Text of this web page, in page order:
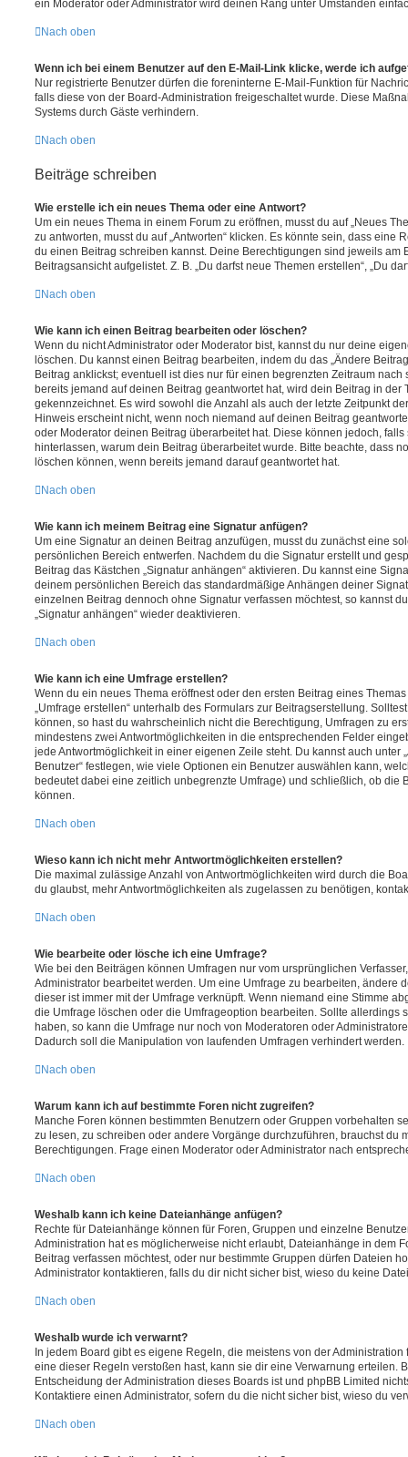
ein Moderator oder Administrator wird deinen Rang unter Umständen
Nach oben
Wenn ich bei einem Benutzer auf den E-Mail-Link klicke, werde ich
Nur registrierte Benutzer dürfen die foreninterne E-Mail-Funktion für
falls diese von der Board-Administration freigeschaltet wurde. Diese
Systems durch Gäste verhindern.
Nach oben
Beiträge schreiben
Wie erstelle ich ein neues Thema oder eine Antwort?
Um ein neues Thema in einem Forum zu eröffnen, musst du auf „Neues
zu antworten, musst du auf „Antworten“ klicken. Es könnte sein, dass eine
du einen Beitrag schreiben kannst. Deine Berechtigungen sind jeweils am
Beitragsansicht aufgelistet. Z. B. „Du darfst neue Themen erstellen“, „Du
Nach oben
Wie kann ich einen Beitrag bearbeiten oder löschen?
Wenn du nicht Administrator oder Moderator bist, kannst du nur deine
löschen. Du kannst einen Beitrag bearbeiten, indem du das „Ändere
Beitrag anklickst; eventuell ist dies nur für einen begrenzten Zeitraum
bereits jemand auf deinen Beitrag geantwortet hat, wird dein Beitrag in der
gekennzeichnet. Es wird sowohl die Anzahl als auch der letzte Zeitpunkt
Hinweis erscheint nicht, wenn noch niemand auf deinen Beitrag
oder Moderator deinen Beitrag überarbeitet hat. Diese können jedoch,
hinterlassen, warum dein Beitrag überarbeitet wurde. Bitte beachte, dass
löschen können, wenn bereits jemand darauf geantwortet hat.
Nach oben
Wie kann ich meinem Beitrag eine Signatur anfügen?
Um eine Signatur an deinen Beitrag anzufügen, musst du zunächst eine
persönlichen Bereich entwerfen. Nachdem du die Signatur erstellt und
Beitrag das Kästchen „Signatur anhängen“ aktivieren. Du kannst eine
deinem persönlichen Bereich das standardmäßige Anhängen deiner
einzelnen Beitrag dennoch ohne Signatur verfassen möchtest, so kannst
„Signatur anhängen“ wieder deaktivieren.
Nach oben
Wie kann ich eine Umfrage erstellen?
Wenn du ein neues Thema eröffnest oder den ersten Beitrag eines
„Umfrage erstellen“ unterhalb des Formulars zur Beitragserstellung.
können, so hast du wahrscheinlich nicht die Berechtigung, Umfragen zu
mindestens zwei Antwortmöglichkeiten in die entsprechenden Felder
jede Antwortmöglichkeit in einer eigenen Zeile steht. Du kannst auch unter
Benutzer“ festlegen, wie viele Optionen ein Benutzer auswählen kann,
bedeutet dabei eine zeitlich unbegrenzte Umfrage) und schließlich, ob die
können.
Nach oben
Wieso kann ich nicht mehr Antwortmöglichkeiten erstellen?
Die maximal zulässige Anzahl von Antwortmöglichkeiten wird durch die
du glaubst, mehr Antwortmöglichkeiten als zugelassen zu benötigen,
Nach oben
Wie bearbeite oder lösche ich eine Umfrage?
Wie bei den Beiträgen können Umfragen nur vom ursprünglichen
Administrator bearbeitet werden. Um eine Umfrage zu bearbeiten, ändere
dieser ist immer mit der Umfrage verknüpft. Wenn niemand eine Stimme
die Umfrage löschen oder die Umfrageoption bearbeiten. Sollte allerdings
haben, so kann die Umfrage nur noch von Moderatoren oder
Dadurch soll die Manipulation von laufenden Umfragen verhindert werden.
Nach oben
Warum kann ich auf bestimmte Foren nicht zugreifen?
Manche Foren können bestimmten Benutzern oder Gruppen vorbehalten
zu lesen, zu schreiben oder andere Vorgänge durchzuführen, brauchst du
Berechtigungen. Frage einen Moderator oder Administrator nach
Nach oben
Weshalb kann ich keine Dateianhänge anfügen?
Rechte für Dateianhänge können für Foren, Gruppen und einzelne
Administration hat es möglicherweise nicht erlaubt, Dateianhänge in dem
Beitrag verfassen möchtest, oder nur bestimmte Gruppen dürfen Dateien
Administrator kontaktieren, falls du dir nicht sicher bist, wieso du keine
Nach oben
Weshalb wurde ich verwarnt?
In jedem Board gibt es eigene Regeln, die meistens von der
eine dieser Regeln verstoßen hast, kann sie dir eine Verwarnung erteilen.
Entscheidung der Administration dieses Boards ist und phpBB Limited
Kontaktiere einen Administrator, sofern du die nicht sicher bist, wieso du
Nach oben